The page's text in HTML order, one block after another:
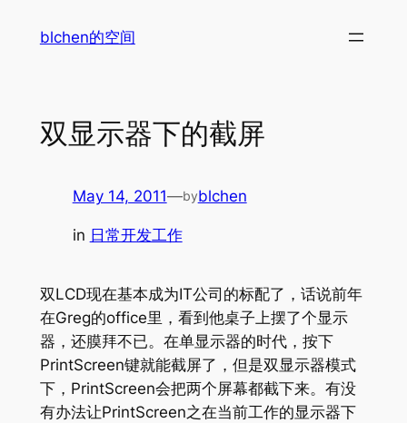
blchen的空间
双显示器下的截屏
May 14, 2011—byblchen
in 日常开发工作
双LCD现在基本成为IT公司的标配了，话说前年
在Greg的office里，看到他桌子上摆了个显示
器，还膜拜不已。在单显示器的时代，按下
PrintScreen键就能截屏了，但是双显示器模式
下，PrintScreen会把两个屏幕都截下来。有没
有办法让PrintScreen之在当前工作的显示器下